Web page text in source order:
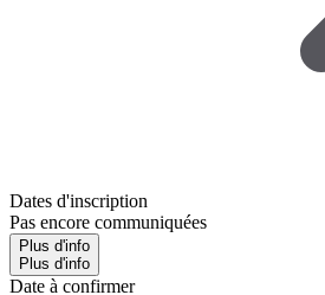
Dates d'inscription
Pas encore communiquées
Plus d'info
Plus d'info
Date à confirmer